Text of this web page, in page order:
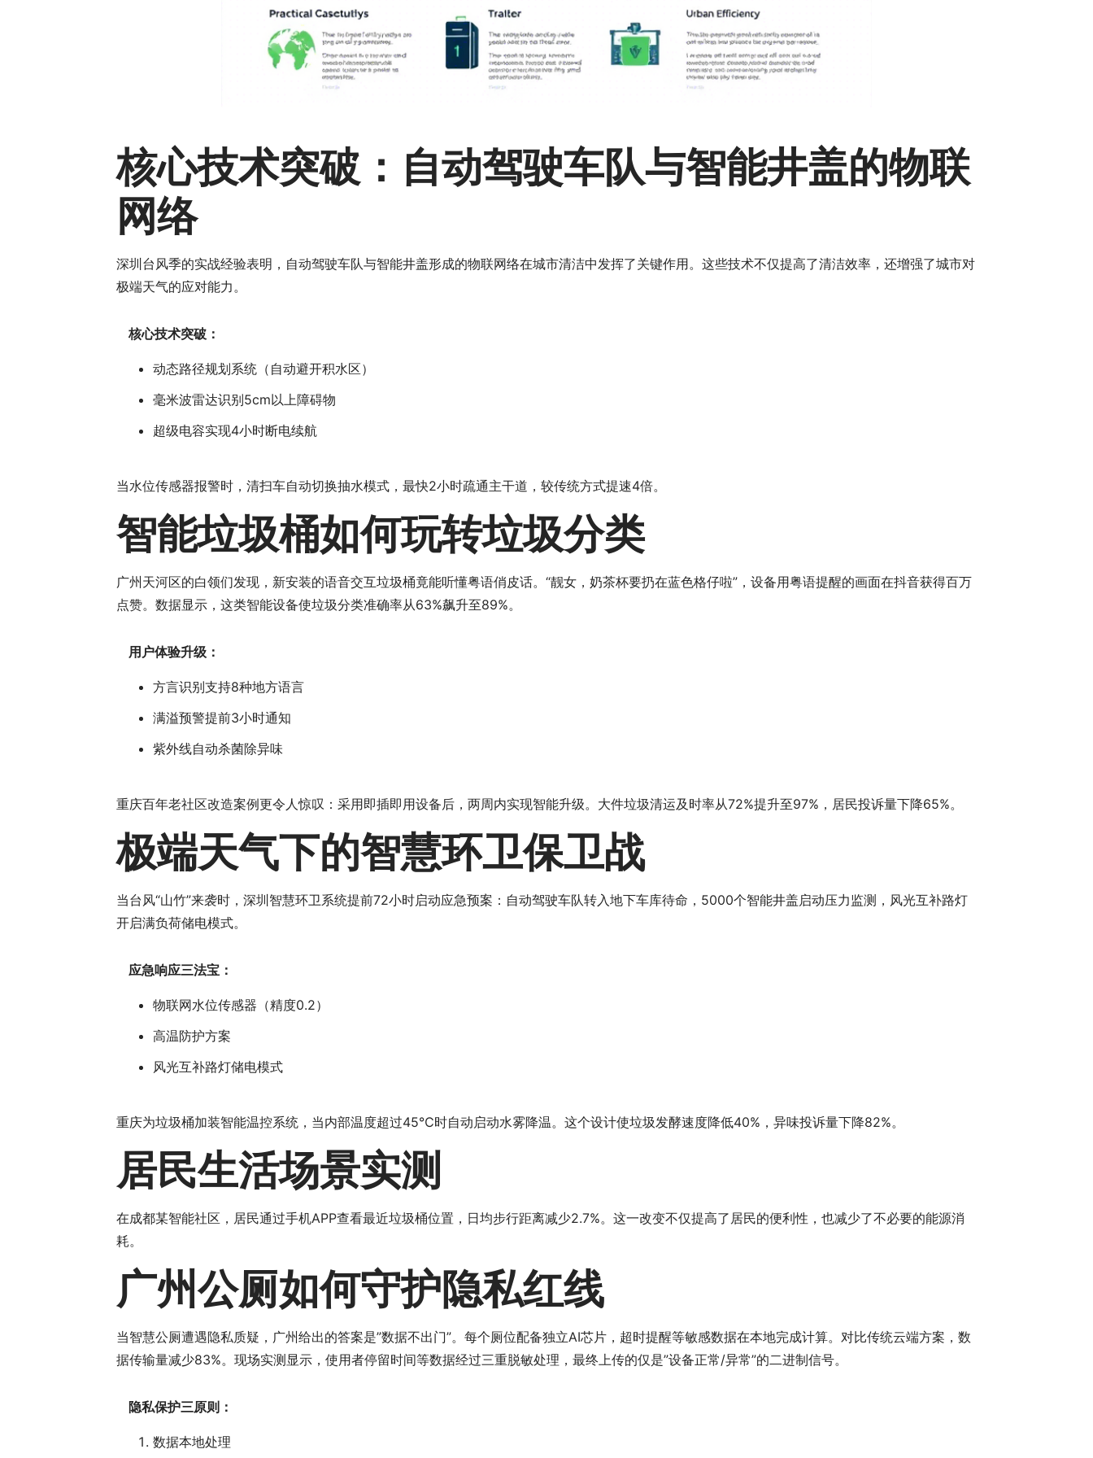
核心技术突破：自动驾驶车队与智能井盖的物联
网络
深圳台风季的实战经验表明，自动驾驶车队与智能井盖形成的物联网络在城市清洁中发挥了关键作用。这些技术不仅提高了清洁效率，还增强了城市对
极端天气的应对能力。
核心技术突破：
动态路径规划系统（自动避开积水区）
毫米波雷达识别5cm以上障碍物
超级电容实现4小时断电续航
当水位传感器报警时，清扫车自动切换抽水模式，最快2小时疏通主干道，较传统方式提速4倍。
智能垃圾桶如何玩转垃圾分类
广州天河区的白领们发现，新安装的语音交互垃圾桶竟能听懂粤语俏皮话。“靓女，奶茶杯要扔在蓝色格仔啦”，设备用粤语提醒的画面在抖音获得百万
点赞。数据显示，这类智能设备使垃圾分类准确率从63%飙升至89%。
用户体验升级：
方言识别支持8种地方语言
满溢预警提前3小时通知
紫外线自动杀菌除异味
重庆百年老社区改造案例更令人惊叹：采用即插即用设备后，两周内实现智能升级。大件垃圾清运及时率从72%提升至97%，居民投诉量下降65%。
极端天气下的智慧环卫保卫战
当台风“山竹”来袭时，深圳智慧环卫系统提前72小时启动应急预案：自动驾驶车队转入地下车库待命，5000个智能井盖启动压力监测，风光互补路灯
开启满负荷储电模式。
应急响应三法宝：
物联网水位传感器（精度0.2）
高温防护方案
风光互补路灯储电模式
重庆为垃圾桶加装智能温控系统，当内部温度超过45℃时自动启动水雾降温。这个设计使垃圾发酵速度降低40%，异味投诉量下降82%。
居民生活场景实测
在成都某智能社区，居民通过手机APP查看最近垃圾桶位置，日均步行距离减少2.7%。这一改变不仅提高了居民的便利性，也减少了不必要的能源消
耗。
广州公厕如何守护隐私红线
当智慧公厕遭遇隐私质疑，广州给出的答案是”数据不出门”。每个厕位配备独立AI芯片，超时提醒等敏感数据在本地完成计算。对比传统云端方案，数
据传输量减少83%。现场实测显示，使用者停留时间等数据经过三重脱敏处理，最终上传的仅是”设备正常/异常”的二进制信号。
隐私保护三原则：
数据本地处理